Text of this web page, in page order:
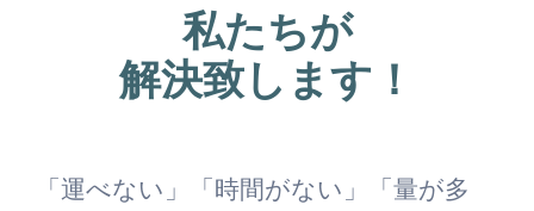
私たちが
解決致します！
「運べない」「時間がない」「量が多